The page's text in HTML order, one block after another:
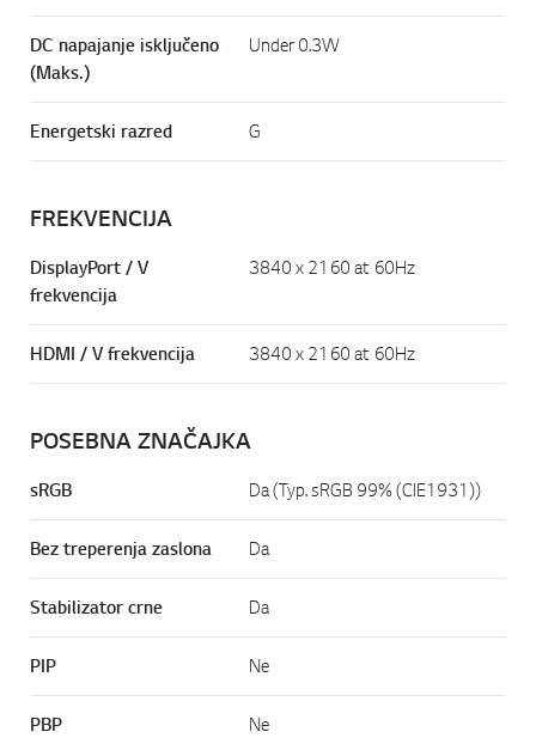
DC napajanje isključeno
(Maks.)
Under 0.3W
Energetski razred G
FREKVENCIJA
DisplayPort / V
frekvencija
3840 x 2160 at 60Hz
HDMI / V frekvencija 3840 x 2160 at 60Hz
POSEBNA ZNAČAJKA
sRGB Da (Typ. sRGB 99% (CIE1931))
Bez treperenja zaslona Da
Stabilizator crne Da
PIP Ne
PBP Ne